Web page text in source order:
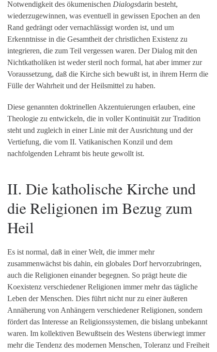
Notwendigkeit des ökumenischen Dialogsdarin besteht,
wiederzugewinnen, was eventuell in gewissen Epochen an den
Rand gedrängt oder vernachlässigt worden ist, und um
Erkenntnisse in die Gesamtheit der christlichen Existenz zu
integrieren, die zum Teil vergessen waren. Der Dialog mit den
Nichtkatholiken ist weder steril noch formal, hat aber immer zur
Voraussetzung, daß die Kirche sich bewußt ist, in ihrem Herrn die
Fülle der Wahrheit und der Heilsmittel zu haben.
Diese genannten doktrinellen Akzentuierungen erlauben, eine
Theologie zu entwickeln, die in voller Kontinuität zur Tradition
steht und zugleich in einer Linie mit der Ausrichtung und der
Vertiefung, die vom II. Vatikanischen Konzil und dem
nachfolgenden Lehramt bis heute gewollt ist.
II. Die katholische Kirche und
die Religionen im Bezug zum
Heil
Es ist normal, daß in einer Welt, die immer mehr
zusammenwächst bis dahin, ein globales Dorf hervorzubringen,
auch die Religionen einander begegnen. So prägt heute die
Koexistenz verschiedener Religionen immer mehr das tägliche
Leben der Menschen. Dies führt nicht nur zu einer äußeren
Annäherung von Anhängern verschiedener Religionen, sondern
fördert das Interesse an Religionssystemen, die bislang unbekannt
waren. Im kollektiven Bewußtsein des Westens überwiegt immer
mehr die Tendenz des modernen Menschen, Toleranz und Freiheit